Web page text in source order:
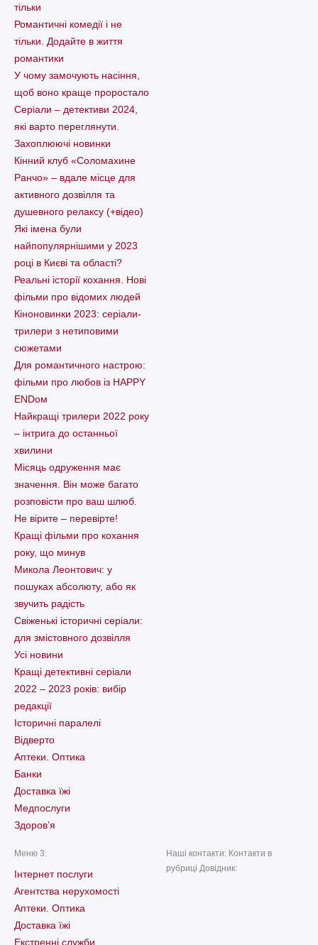
тільки
Романтичні комедії і не
тільки. Додайте в життя
романтики
У чому замочують насіння,
щоб воно краще проростало
Серіали – детективи 2024,
які варто пеpеглянути.
Захоплюючі новинки
Кінний клуб «Соломахине
Ранчо» – вдале місце для
активного дозвілля та
душевного релаксу (+відео)
Які імена були
найпопулярнішими у 2023
році в Києві та області?
Реальні історії кохання. Нові
фільми про відомих людей
Кіноновинки 2023: серіали-
трилери з нетиповими
сюжетами
Для романтичного настрою:
фільми про любов із HAPPY
ENDом
Найкращі трилери 2022 року
– інтрига до останньої
хвилини
Місяць одруження має
значення. Він може багато
розповісти про ваш шлюб.
Не вірите – перевірте!
Кращі фільми про кохання
року, що минув
Микола Леонтович: у
пошуках абсолюту, або як
звучить радість
Свіженькі історичні серіали:
для змістовного дозвілля
Усі новини
Кращі детективні серіали
2022 – 2023 років: вибір
редакції
Історичні паралелі
Відверто
Аптеки. Оптика
Банки
Доставка їжі
Медпослуги
Здоров’я
Меню 3:
Інтернет послуги
Агентства нерухомості
Аптеки. Оптика
Доставка їжі
Екстренні служби
Наші контакти: Контакти в
рубриці Довідник: